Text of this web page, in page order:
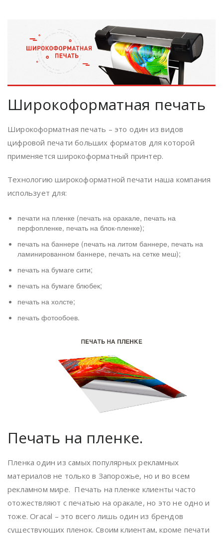
Широкоформатная печать
Широкоформатная печать – это один из видов
цифровой печати больших форматов для которой
применяется широкоформатный принтер.
Технологию широкоформатной печати наша компания
использует для:
печати на пленке (печать на оракале, печать на
перфопленке, печать на блок-пленке);
печать на баннере (печать на литом баннере, печать на
ламинированном баннере, печать на сетке меш);
печать на бумаге сити;
печать на бумаге блюбек;
печать на холсте;
печать фотообоев.
Печать на пленке.
Пленка один из самых популярных рекламных
материалов не только в Запорожье, но и во всем
рекламном мире. Печать на пленке клиенты часто
отожествляют с печатью на оракале, но это не одно и
тоже. Oracal – это всего лишь один из брендов
существующих пленок. Своим клиентам, кроме печати